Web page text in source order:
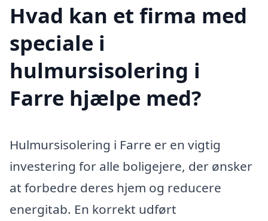
Hvad kan et firma med
speciale i
hulmursisolering i
Farre hjælpe med?
Hulmursisolering i Farre er en vigtig
investering for alle boligejere, der ønsker
at forbedre deres hjem og reducere
energitab. En korrekt udført